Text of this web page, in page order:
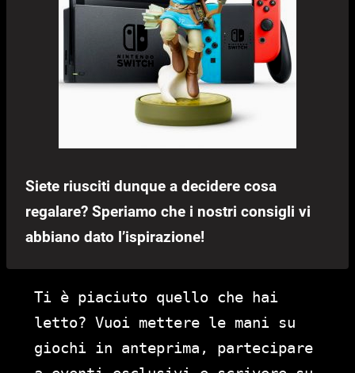
Siete riusciti dunque a decidere cosa
regalare? Speriamo che i nostri consigli vi
abbiano dato l’ispirazione!
Ti è piaciuto quello che hai
letto? Vuoi mettere le mani su
giochi in anteprima, partecipare